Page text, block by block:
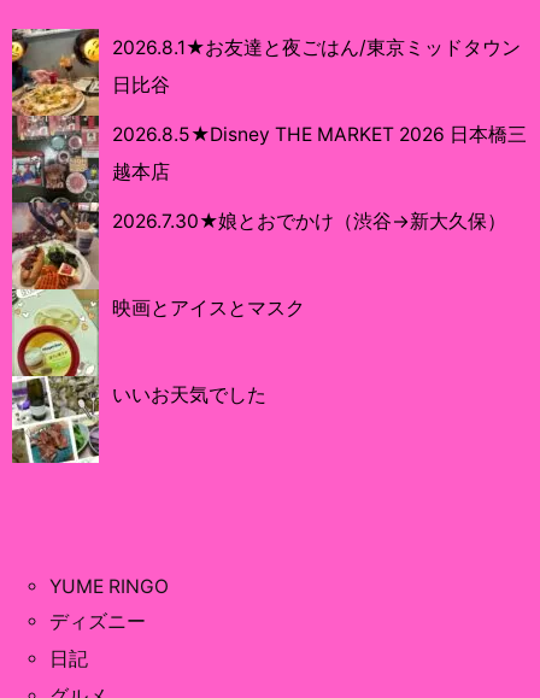
2026.8.1★お友達と夜ごはん/東京ミッドタウン
日比谷
2026.8.5★Disney THE MARKET 2026 日本橋三
越本店
2026.7.30★娘とおでかけ（渋谷→新大久保）
映画とアイスとマスク
いいお天気でした
YUME RINGO
ディズニー
日記